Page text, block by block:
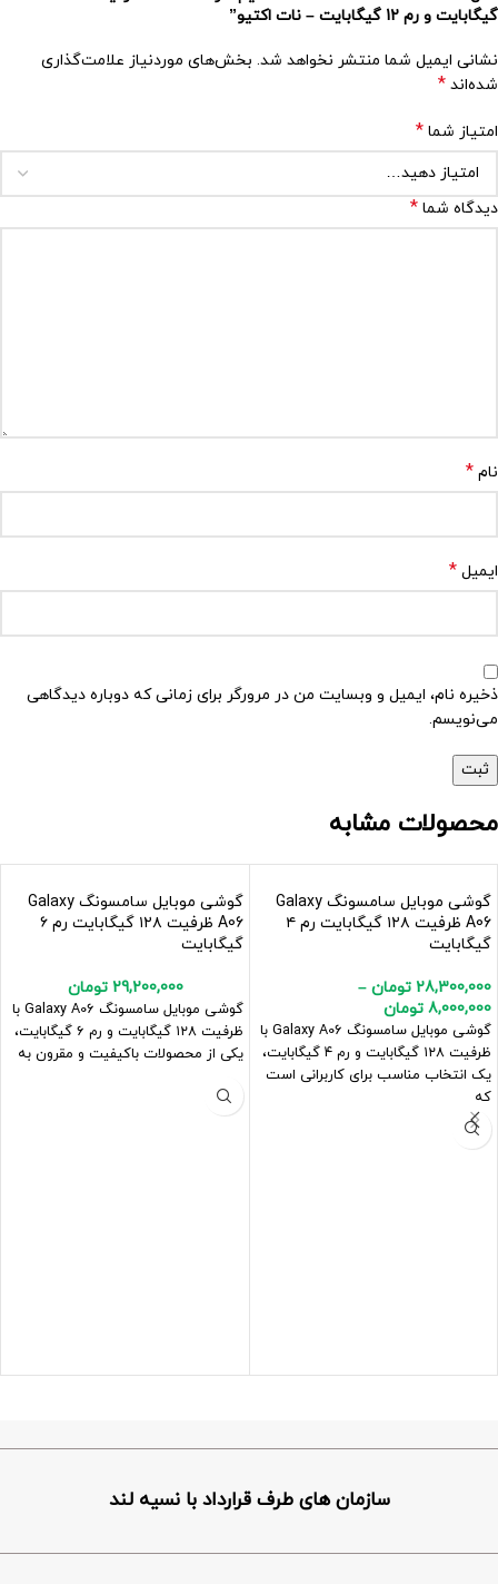
گیگابایت و رم 12 گیگابایت – نات اکتیو”
نشانی ایمیل شما منتشر نخواهد شد. بخش‌های موردنیاز علامت‌گذاری
شده‌اند *
امتیاز شما *
دیدگاه شما *
نام *
ایمیل *
ذخیره نام، ایمیل و وبسایت من در مرورگر برای زمانی که دوباره دیدگاهی
می‌نویسم.
محصولات مشابه
گوشی موبایل سامسونگ Galaxy
A06 ظرفیت ۱۲۸ گیگابایت رم ۴
گیگابایت
28,300,000 تومان –
8,000,000 تومان
گوشی موبایل سامسونگ Galaxy A06 با
ظرفیت ۱۲۸ گیگابایت و رم ۴ گیگابایت،
یک انتخاب مناسب برای کاربرانی است
که
گوشی موبایل سامسونگ Galaxy
A06 ظرفیت ۱۲۸ گیگابایت رم ۶
گیگابایت
29,200,000 تومان
گوشی موبایل سامسونگ Galaxy A06 با
ظرفیت ۱۲۸ گیگابایت و رم ۶ گیگابایت،
یکی از محصولات باکیفیت و مقرون به
سازمان های طرف قرارداد با نسیه لند